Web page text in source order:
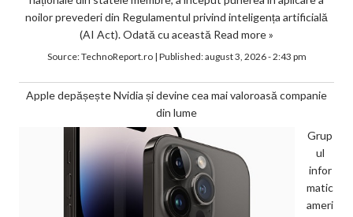
noilor prevederi din Regulamentul privind inteligența artificială
(AI Act). Odată cu această Read more »
Source:TechnoReport.ro| Published:august 3, 2026 - 2:43 pm
Apple depășește Nvidia și devine cea mai valoroasă companie
din lume
Grup
ul
infor
matic
ameri